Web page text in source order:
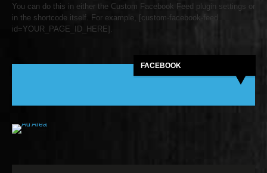
You can do this in either the Custom Facebook Feed plugin settings or
in the shortcode itself. For example, [custom-facebook-feed
id=YOUR_PAGE_ID_HERE].
FACEBOOK